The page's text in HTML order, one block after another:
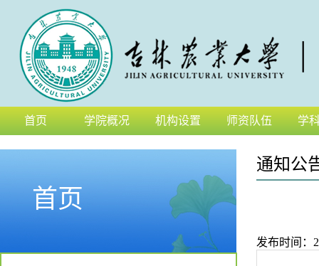
首页 学院概况 机构设置 师资队伍 学
首页
通知公
发布时间：